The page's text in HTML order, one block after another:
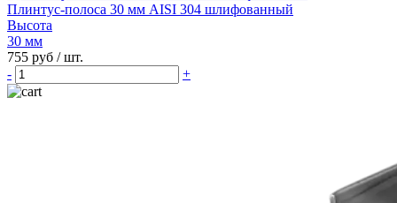
Плинтус-полоса 30 мм AISI 304 шлифованный
Высота
30 мм
755 руб / шт.
-
+